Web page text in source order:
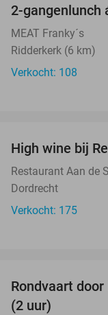
2-gangenlunch
MEAT Franky´s
Ridderkerk (6 km)
Verkocht: 108
High wine bij
Restaurant Aan de
Dordrecht
Verkocht: 175
Rondvaart
(2 uur)